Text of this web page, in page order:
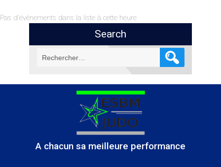
Pas d'événements dans la liste à cette heure
Search
A chacun sa meilleure performance